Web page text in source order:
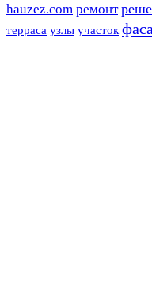
hauzez.com ремонт
терраса узлы участок